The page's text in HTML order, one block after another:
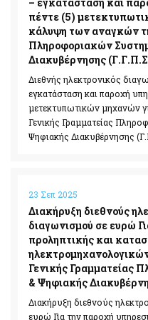
της χρηματοδότησης της
Ελεγκτικές Υπηρεσίες
Υποβολή δήλωσης "ΠΟΘΕΝ
Κοινωνικό μέρισμα
Μεταφορικό Ισοδύναμο
myKEPlive - Εξυπηρέτηση με
Εξυπηρέτησης Πολιτών (ΚΕΠ)
Ηλεκτρονικό αίτημα
Πολιτών (ΚΕΠ)
myEFKALive - Εξυπηρέτηση
Πλατφόρμα Φυσικού
myDIMOSlive –
– εγκατάσταση και
πέντε (5)
κάλυψη των αναγκών
Πληροφοριακών
Διακυβέρνησης
Διεθνής ηλεκτρονικός
εγκατάσταση και παροχή
μετεκτυπωτικών μηχανών
Γενικής Γραμματείας
Ψηφιακής Διακυβέρνησης
23 Σεπ 2025
Διακήρυξη διεθνούς
διαγωνισμού σε ευρώ
προληπτικής και
Γενικής Γραμματείας
& Ψηφιακής
Διακήρυξη διεθνούς
ευρώ Για την παροχή